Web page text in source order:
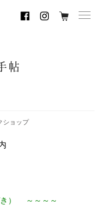
帖
ショップ
） ～～～～